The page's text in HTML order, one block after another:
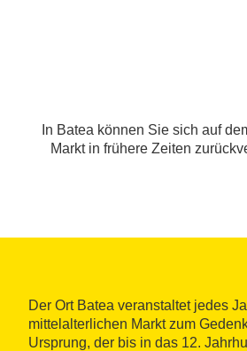
In Batea können Sie sich auf
Markt in frühere Zeiten
Der Ort Batea veranstaltet jedes
mittelalterlichen Markt zum
Ursprung, der bis in das 12.